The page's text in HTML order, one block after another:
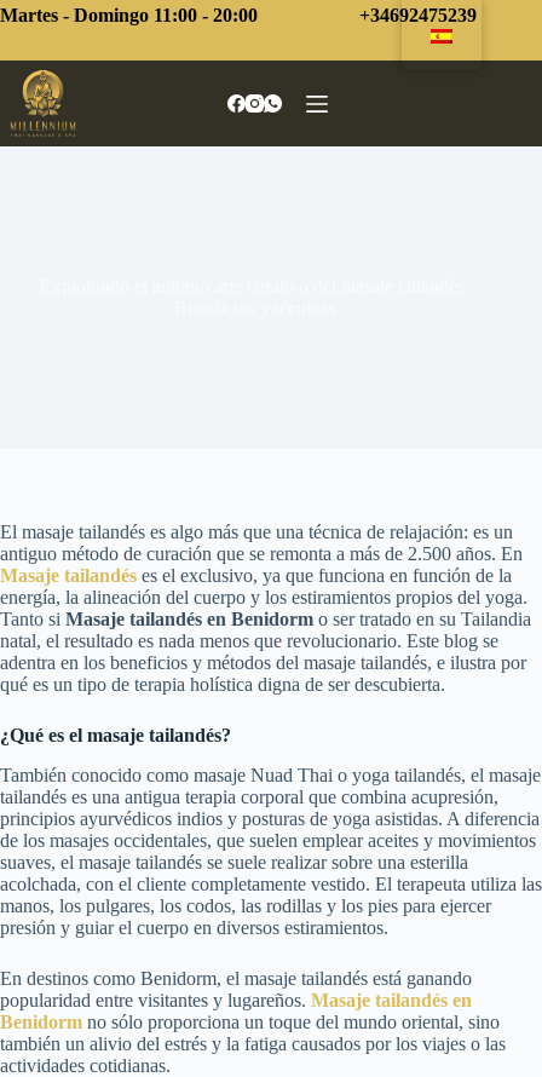
Saltar
Martes - Domingo 11:00 - 20:00 +34692475239
El masaje tailandés es algo más que una técnica de relajación: es un
antiguo método de curación que se remonta a más de 2.500 años. En
Masaje tailandés es el exclusivo, ya que funciona en función de la
energía, la alineación del cuerpo y los estiramientos propios del yoga.
Tanto si Masaje tailandés en Benidorm o ser tratado en su Tailandia
natal, el resultado es nada menos que revolucionario. Este blog se
adentra en los beneficios y métodos del masaje tailandés, e ilustra por
qué es un tipo de terapia holística digna de ser descubierta.
¿Qué es el masaje tailandés?
También conocido como masaje Nuad Thai o yoga tailandés, el masaje
tailandés es una antigua terapia corporal que combina acupresión,
principios ayurvédicos indios y posturas de yoga asistidas. A diferencia
de los masajes occidentales, que suelen emplear aceites y movimientos
suaves, el masaje tailandés se suele realizar sobre una esterilla
acolchada, con el cliente completamente vestido. El terapeuta utiliza las
manos, los pulgares, los codos, las rodillas y los pies para ejercer
presión y guiar el cuerpo en diversos estiramientos.
En destinos como Benidorm, el masaje tailandés está ganando
popularidad entre visitantes y lugareños. Masaje tailandés en
Benidorm no sólo proporciona un toque del mundo oriental, sino
también un alivio del estrés y la fatiga causados por los viajes o las
actividades cotidianas.